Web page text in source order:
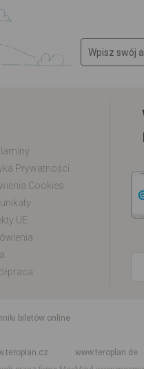
Prywatności
Cookies
UE
biletów online
www.teroplan.de